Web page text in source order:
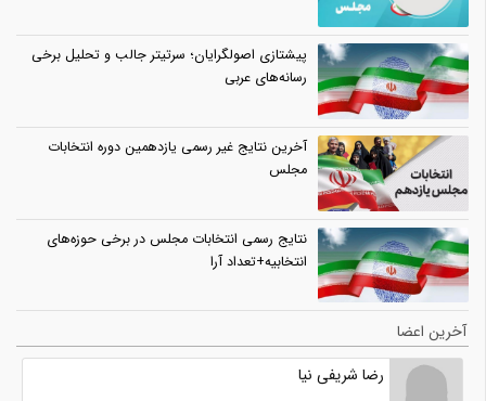
پیشتازی اصولگرایان؛ سرتیتر جالب و تحلیل برخی
رسانه‌های عربی
آخرین نتایج غیر رسمی یازدهمین دوره انتخابات
مجلس
نتایج رسمی انتخابات مجلس در برخی حوزه‌های
انتخابیه+تعداد آرا
آخرین اعضا
رضا شریفی نیا